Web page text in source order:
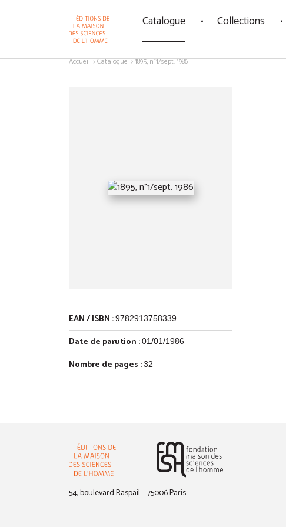
Catalogue Collections
Accueil Catalogue 1895, n°1/sept. 1986
EAN / ISBN :9782913758339
Date de parution :01/01/1986
Nombre de pages :32
54, boulevard Raspail – 75006 Paris